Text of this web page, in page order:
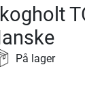
På lager